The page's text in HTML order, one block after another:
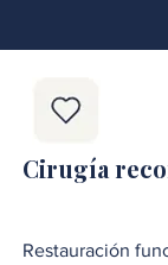
Cirugía
Restauración